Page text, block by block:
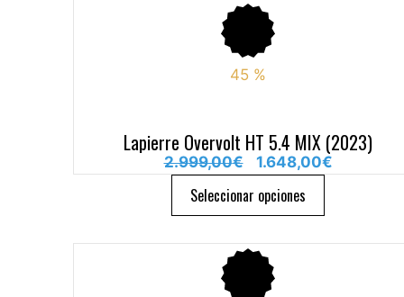
45 %
Lapierre Overvolt HT 5.4 MIX (2023)
2.999,00€ 1.648,00€
Seleccionar opciones